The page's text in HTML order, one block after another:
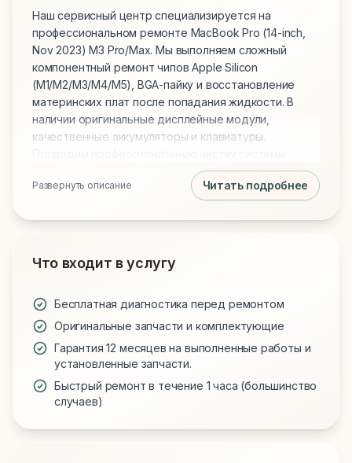
Наш сервисный центр специализируется на
профессиональном ремонте MacBook Pro (14-inch,
Nov 2023) M3 Pro/Max. Мы выполняем сложный
компонентный ремонт чипов Apple Silicon
(M1/M2/M3/M4/M5), BGA-пайку и восстановление
материнских плат после попадания жидкости. В
наличии оригинальные дисплейные модули,
качественные аккумуляторы и клавиатуры.
охлаждения с заменой термопасты. Быстрая
диагностика и гарантия на выполненную услугу:
Развернуть описание Читать подробнее
Что входит в услугу
Бесплатная диагностика перед ремонтом
Оригинальные запчасти и комплектующие
Гарантия 12 месяцев на выполненные работы и
установленные запчасти.
Быстрый ремонт в течение 1 часа (большинство
случаев)